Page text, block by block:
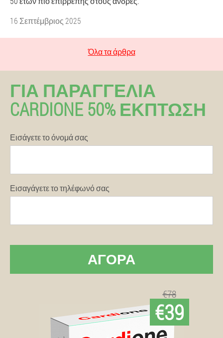
16 Σεπτέμβριος 2025
Όλα τα άρθρα
ΓΙΑ ΠΑΡΑΓΓΕΛΊΑ
CARDIONE 50% ΕΚΠΤΩΣΗ
Εισάγετε το όνομά σας
Εισαγάγετε το τηλέφωνό σας
ΑΓΟΡΆ
€78
€39